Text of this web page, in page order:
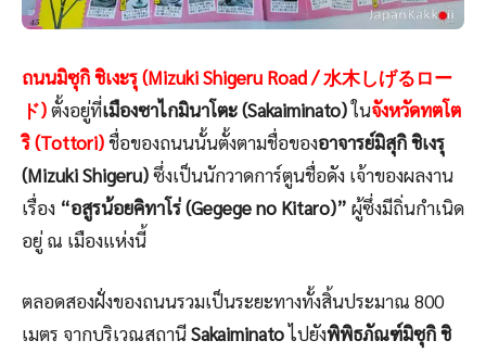
ถนนมิซุกิ ชิเงะรุ (Mizuki Shigeru Road / 水木しげるロー
ド)ตั้งอยู่ที่เมืองซาไกมินาโตะ (Sakaiminato)ในจังหวัดทตโต
ริ (Tottori)ชื่อของถนนนั้นตั้งตามชื่อของอาจารย์มิสุกิ ชิเงรุ
(Mizuki Shigeru)ซึ่งเป็นนักวาดการ์ตูนชื่อดัง เจ้าของผลงาน
เรื่อง “อสูรน้อยคิทาโร่ (Gegege no Kitaro)” ผู้ซึ่งมีถิ่นกำเนิด
อยู่ ณ เมืองแห่งนี้
ตลอดสองฝั่งของถนนรวมเป็นระยะทางทั้งสิ้นประมาณ 800
เมตร จากบริเวณสถานีSakaiminatoไปยังพิพิธภัณฑ์มิซุกิ ชิ